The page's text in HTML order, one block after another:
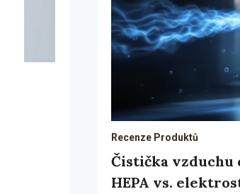
Recenze Produktů
Čistička vzduchu
HEPA vs.